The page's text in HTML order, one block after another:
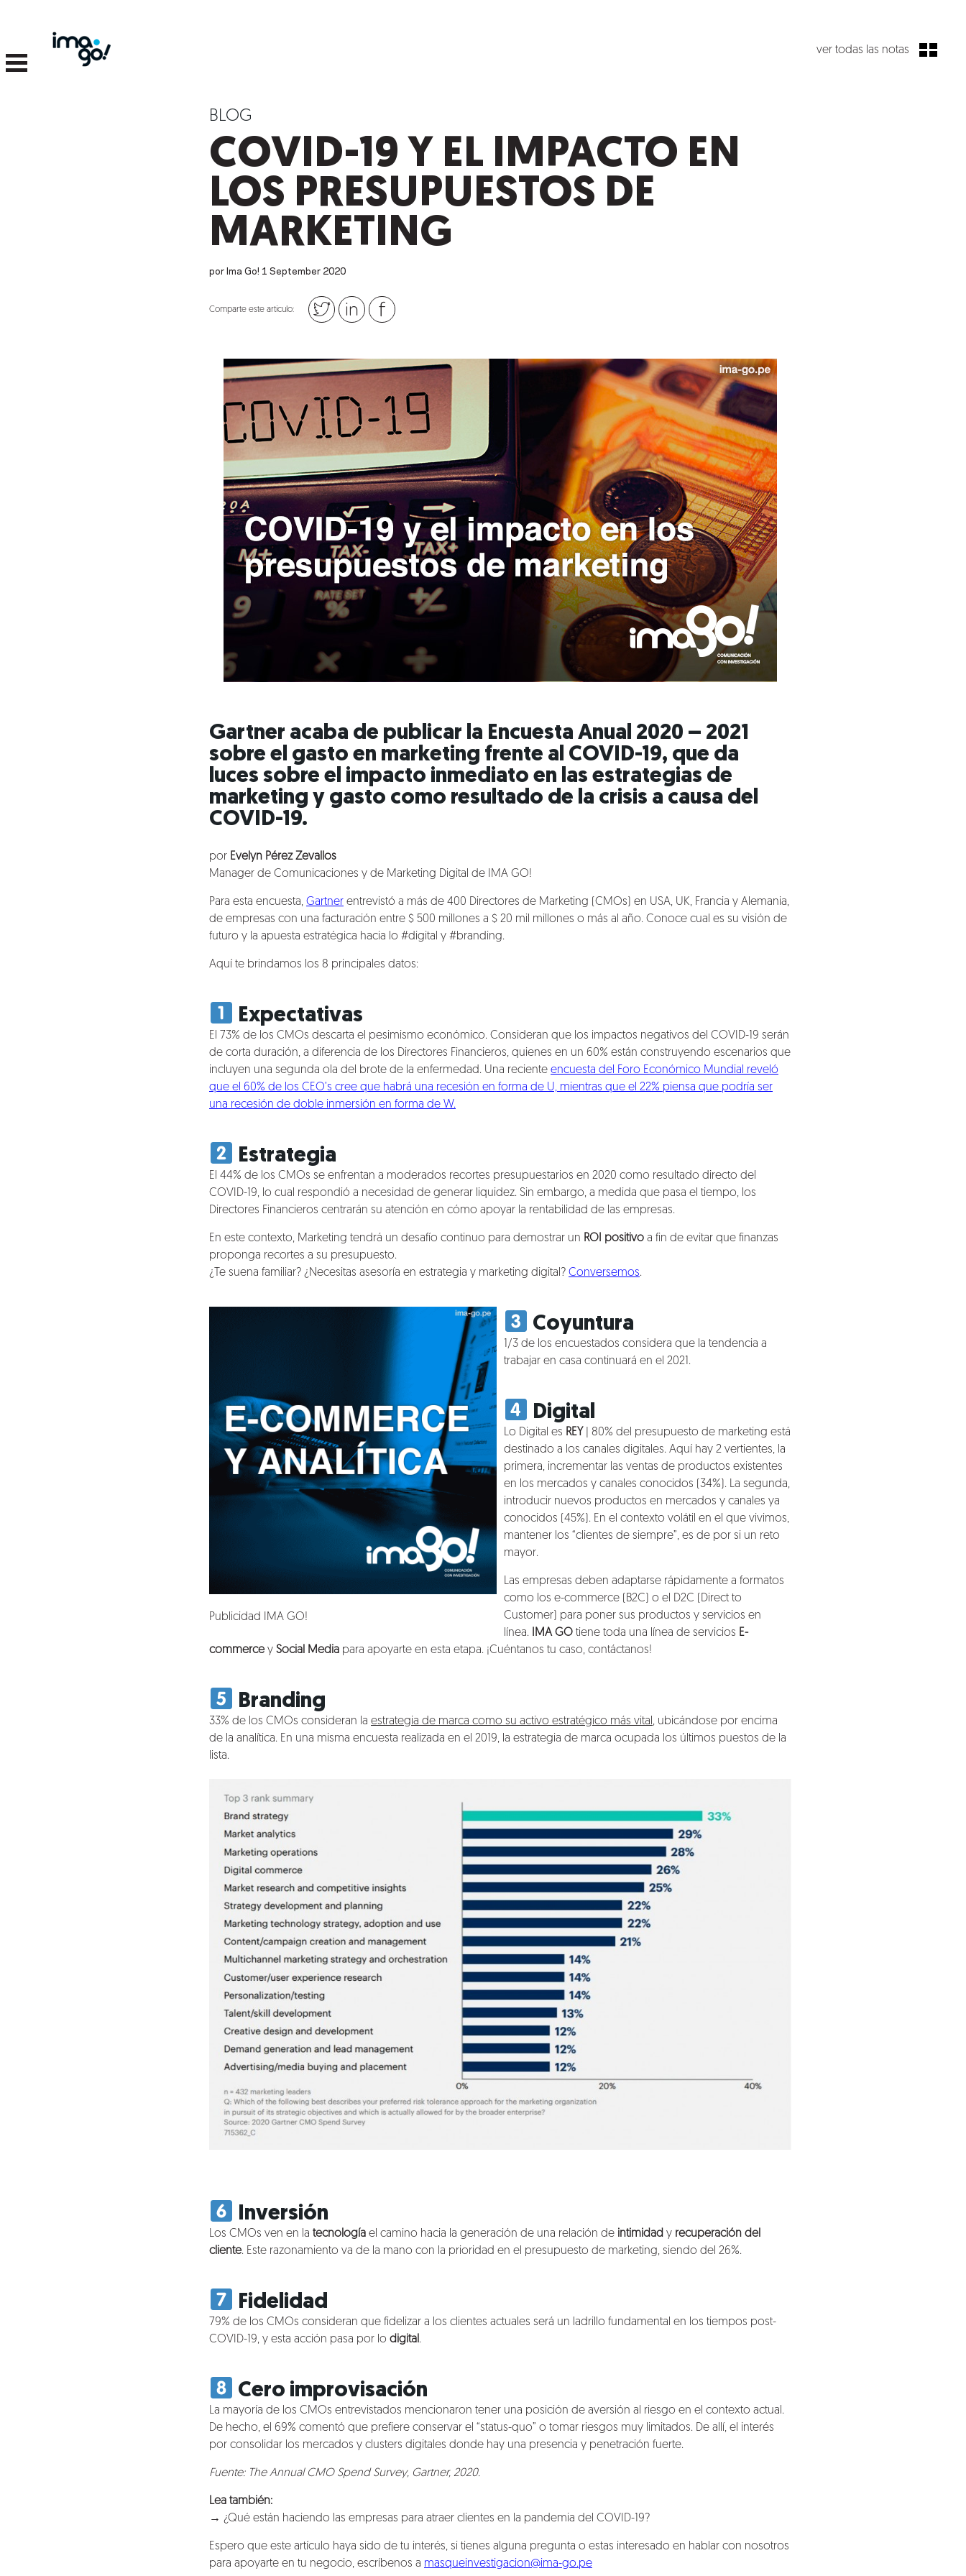
ver todas las notas
BLOG
COVID-19 Y EL IMPACTO EN
LOS PRESUPUESTOS DE
MARKETING
por Ima Go! 1 September 2020
Comparte este artículo:
Gartner acaba de publicar la Encuesta Anual 2020 – 2021
sobre el gasto en marketing frente al COVID-19, que da
luces sobre el impacto inmediato en las estrategias de
marketing y gasto como resultado de la crisis a causa del
COVID-19.
por Evelyn Pérez Zevallos
Manager de Comunicaciones y de Marketing Digital de IMA GO!
Para esta encuesta, Gartner entrevistó a más de 400 Directores de Marketing (CMOs) en USA, UK, Francia y Alemania,
de empresas con una facturación entre $ 500 millones a $ 20 mil millones o más al año. Conoce cual es su visión de
futuro y la apuesta estratégica hacia lo #digital y #branding.
Aquí te brindamos los 8 principales datos:
Expectativas
El 73% de los CMOs descarta el pesimismo económico. Consideran que los impactos negativos del COVID-19 serán
de corta duración, a diferencia de los Directores Financieros, quienes en un 60% están construyendo escenarios que
incluyen una segunda ola del brote de la enfermedad. Una reciente encuesta del Foro Económico Mundial reveló
que el 60% de los CEO’s cree que habrá una recesión en forma de U, mientras que el 22% piensa que podría ser
una recesión de doble inmersión en forma de W.
Estrategia
El 44% de los CMOs se enfrentan a moderados recortes presupuestarios en 2020 como resultado directo del
COVID-19, lo cual respondió a necesidad de generar liquidez. Sin embargo, a medida que pasa el tiempo, los
Directores Financieros centrarán su atención en cómo apoyar la rentabilidad de las empresas.
En este contexto, Marketing tendrá un desafío continuo para demostrar un ROI positivo a fin de evitar que finanzas
proponga recortes a su presupuesto.
¿Te suena familiar? ¿Necesitas asesoría en estrategia y marketing digital? Conversemos.
Publicidad IMA GO!
Coyuntura
1/3 de los encuestados considera que la tendencia a
trabajar en casa continuará en el 2021.
Digital
Lo Digital es REY | 80% del presupuesto de marketing está
destinado a los canales digitales. Aquí hay 2 vertientes, la
primera, incrementar las ventas de productos existentes
en los mercados y canales conocidos (34%). La segunda,
introducir nuevos productos en mercados y canales ya
conocidos (45%). En el contexto volátil en el que vivimos,
mantener los “clientes de siempre”, es de por si un reto
mayor.
Las empresas deben adaptarse rápidamente a formatos
como los e-commerce (B2C) o el D2C (Direct to
Customer) para poner sus productos y servicios en
línea.
IMA GO tiene toda una línea de servicios E-
commercey Social Media para apoyarte en esta etapa. ¡Cuéntanos tu caso, contáctanos!
Branding
33% de los CMOs consideran la estrategia de marca como su activo estratégico más vital , ubicándose por encima
de la analítica. En una misma encuesta realizada en el 2019, la estrategia de marca ocupada los últimos puestos de la
lista.
Inversión
Los CMOs ven en la tecnología el camino hacia la generación de una relación de intimidad y recuperación del
cliente. Este razonamiento va de la mano con la prioridad en el presupuesto de marketing, siendo del 26%.
Fidelidad
79% de los CMOs consideran que fidelizar a los clientes actuales será un ladrillo fundamental en los tiempos post-
COVID-19, y esta acción pasa por lo digital .
Cero improvisación
La mayoría de los CMOs entrevistados mencionaron tener una posición de aversión al riesgo en el contexto actual.
De hecho, el 69% comentó que prefiere conservar el “status-quo” o tomar riesgos muy limitados. De allí, el interés
por consolidar los mercados y clusters digitales donde hay una presencia y penetración fuerte.
Fuente: The Annual CMO Spend Survey, Gartner, 2020.
Lea también:
→ ¿Qué están haciendo las empresas para atraer clientes en la pandemia del COVID-19?
Espero que este artículo haya sido de tu interés, si tienes alguna pregunta o estas interesado en hablar con nosotros
para apoyarte en tu negocio, escríbenos a masqueinvestigacion@ima-go.pe